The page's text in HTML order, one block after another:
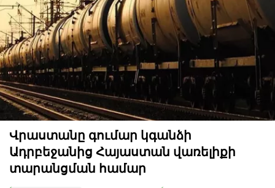
Վրաստանը գումար կգանձի
Ադրբեջանից Հայաստան վառելիքի
տարանցման համար